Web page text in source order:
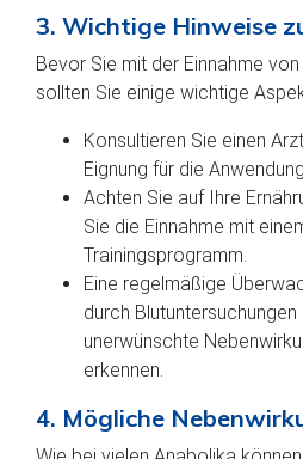
3. Wichtige Hinweise
Bevor Sie mit der Einnahme
sollten Sie einige wichtige
Konsultieren Sie einen
Eignung für die
Achten Sie auf Ihre
Sie die Einnahme mit
Trainingsprogramm.
Eine regelmäßige
durch
unerwünschte
erkennen.
4. Mögliche